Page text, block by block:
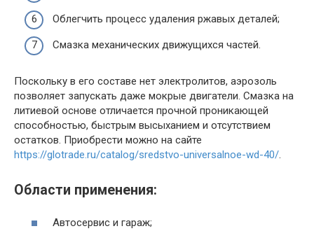
Облегчить процесс удаления ржавых деталей;
Смазка механических движущихся частей.
Поскольку в его составе нет электролитов, аэрозоль
позволяет запускать даже мокрые двигатели. Смазка на
литиевой основе отличается прочной проникающей
способностью, быстрым высыханием и отсутствием
остатков. Приобрести можно на сайте
https://glotrade.ru/catalog/sredstvo-universalnoe-wd-40/.
Области применения:
Автосервис и гараж;